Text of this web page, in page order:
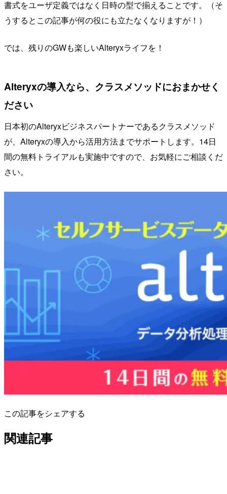
書式をユーザ定義ではなく日時の型で揃えることです。（そ
うするとこの記事が何の役にも立たなくなりますが！）
では、残りのGWも楽しいAlteryxライフを！
Alteryxの導入なら、クラスメソッドにおまかせく
ださい
日本初のAlteryxビジネスパートナーであるクラスメソッド
が、Alteryxの導入から活用方法までサポートします。14日
間の無料トライアルも実施中ですので、お気軽にご相談くだ
さい。
この記事をシェアする
関連記事